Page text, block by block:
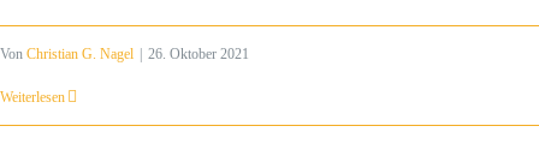
Von Christian G. Nagel | 26. Oktober 2021
Weiterlesen